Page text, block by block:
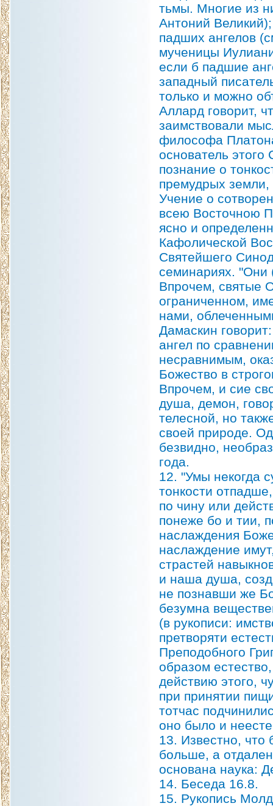
тьмы. Многие из
Антоний
падших ангелов
мученицы
если б падшие
западный
только и можно
Аллард говорит,
заимствовали
философа
основатель этого
познание о
премудрых земли,
Учение о
всею Восточною
ясно и
Кафолической
Святейшего
семинариях. "Они
Впрочем, святые
ограниченном,
нами,
Дамаскин
ангел по
несравнимым,
Божество в
Впрочем, и сие
душа, демон,
телесной, но
своей природе.
безвидно,
года.
12. "Умы некогда
тонкости
по чину или
понеже бо и тии,
наслаждения
наслаждение
страстей
и наша душа,
не познавши же
безумна
(в рукописи:
претворяти
Преподобного
образом
действию этого,
при принятии
тотчас
оно было и
13. Известно, что
больше, а
основана наука:
14. Беседа 16.8.
15. Рукопись